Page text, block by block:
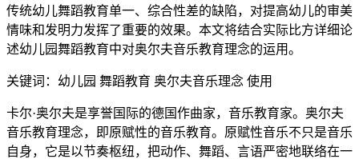
传统幼儿舞蹈教育单一、综合性差的缺陷，对提高幼儿的审美
情味和发明力发挥了重要的效果。本文将结合实际比方详细论
述幼儿园舞蹈教育中对奥尔夫音乐教育理念的运用。
关键词：幼儿园 舞蹈教育 奥尔夫音乐理念 使用
卡尔·奥尔夫是享誉国际的德国作曲家，音乐教育家。奥尔夫
音乐教育理念，即原赋性的音乐教育。原赋性音乐不只是音乐
自身，它是以节奏枢纽，把动作、舞蹈、言语严密地联络在一